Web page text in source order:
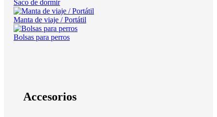
Saco de dormir
Manta de viaje / Portátil
Bolsas para perros
Accesorios